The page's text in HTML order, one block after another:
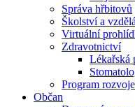
Správa hřbitovů
Školství a
Virtuální
Zdravotnictví
Lékařská
Program
Občan